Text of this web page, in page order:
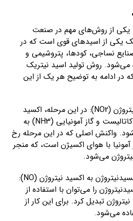
یکی از روش‌های مهم در صنعت
یکی از اسیدهای قوی است که در
نساجی، کودها، پتروشیمی و
می‌شود. روش تولید اسید نیتریک
ادامه به توضیح هر یک از این
1. ساخت گاز دی‌اکسیدنیتروژن (NO2): در این مرحله، اکسید
آهن (Fe2O3) به عنوان کاتالیست و گاز آمونیایی (NH3) به
واکنش اصلی که در این مرحله رخ
با هوای اکسیژن است، که منجر
می‌شود.
2. اکسیداسیون گاز دی‌اکسیدنیتروژن به اکسید نیتروژن (NO):
را می‌توان با استفاده از
تبدیل کرد. برای این کار از
می‌شود.